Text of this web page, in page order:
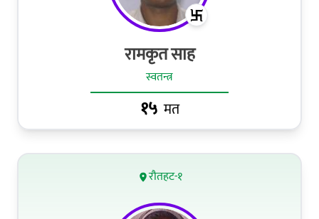
रामकृत साह
स्वतन्त्र
१५ मत
रौतहट-१